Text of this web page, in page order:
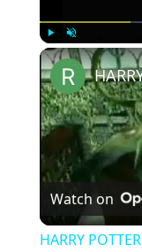
Play Unmute
Watch on
HARRY